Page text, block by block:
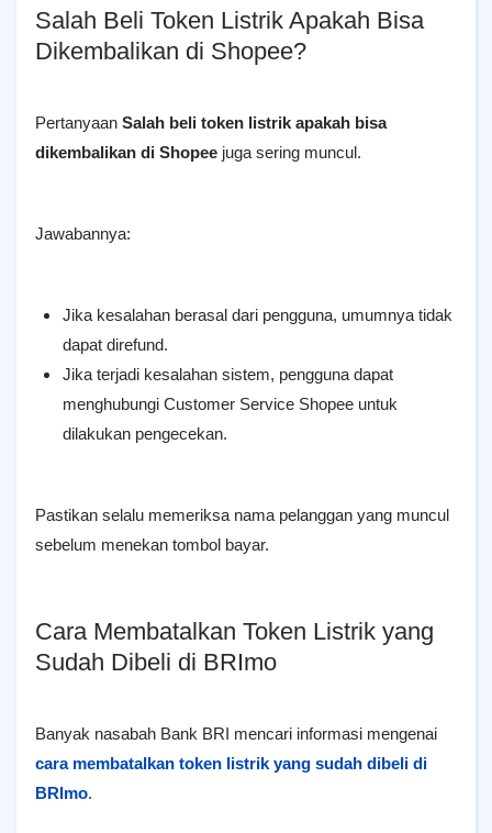
Salah Beli Token Listrik Apakah Bisa
Dikembalikan di Shopee?
Pertanyaan Salah beli token listrik apakah bisa
dikembalikan di Shopee juga sering muncul.
Jawabannya:
Jika kesalahan berasal dari pengguna, umumnya tidak
dapat direfund.
Jika terjadi kesalahan sistem, pengguna dapat
menghubungi Customer Service Shopee untuk
dilakukan pengecekan.
Pastikan selalu memeriksa nama pelanggan yang muncul
sebelum menekan tombol bayar.
Cara Membatalkan Token Listrik yang
Sudah Dibeli di BRImo
Banyak nasabah Bank BRI mencari informasi mengenai
cara membatalkan token listrik yang sudah dibeli di
BRImo.